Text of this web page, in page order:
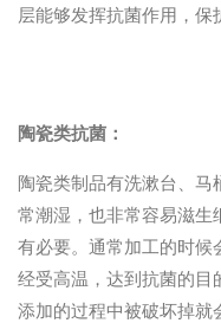
层能够发挥抗菌作用，保
陶瓷类抗菌：
陶瓷类制品有洗漱台、
常潮湿，也非常容易滋生
有必要。通常加工的时候
经受高温，达到抗菌的目
添加的过程中被破坏掉就